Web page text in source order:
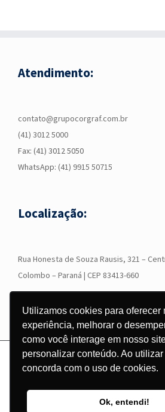
Utilizamos cookies para oferecer
experiência, melhorar o
como você interage em nosso
personalizar conteúdo. Ao
concorda com o uso de cookies.
Ok, entendi!
Atendimento:
contato@grupocorgraf.com.br
(41) 3012 5000
Fax: (41) 3012 5050
WhatsApp: (41) 9915 50715
Localização:
Rua Honesta de Souza Rausis, 321 –
Colombo – Paraná | CEP 83413-660
© Copyright
2026 - Grupo Corgraf - Todos
InstagramFacebook